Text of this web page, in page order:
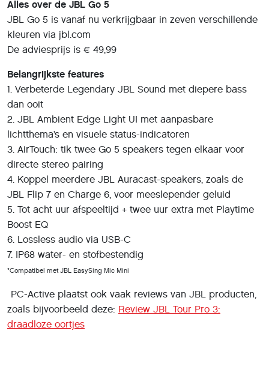
Alles over de JBL Go 5
JBL Go 5 is vanaf nu verkrijgbaar in zeven verschillende
kleuren via jbl.com
De adviesprijs is € 49,99
Belangrijkste features
1. Verbeterde Legendary JBL Sound met diepere bass
dan ooit
2. JBL Ambient Edge Light UI met aanpasbare
lichtthema’s en visuele status-indicatoren
3. AirTouch: tik twee Go 5 speakers tegen elkaar voor
directe stereo pairing
4. Koppel meerdere JBL Auracast-speakers, zoals de
JBL Flip 7 en Charge 6, voor meeslepender geluid
5. Tot acht uur afspeeltijd + twee uur extra met Playtime
Boost EQ
6. Lossless audio via USB-C
7. IP68 water- en stofbestendig
*Compatibel met JBL EasySing Mic Mini
PC-Active plaatst ook vaak reviews van JBL producten,
zoals bijvoorbeeld deze: Review JBL Tour Pro 3:
draadloze oortjes